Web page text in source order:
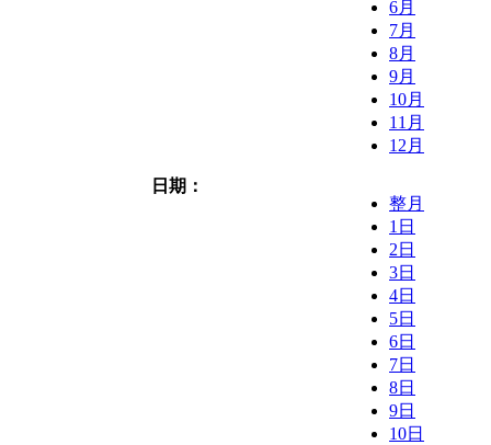
6月
7月
8月
9月
10月
11月
12月
日期：
整月
1日
2日
3日
4日
5日
6日
7日
8日
9日
10日